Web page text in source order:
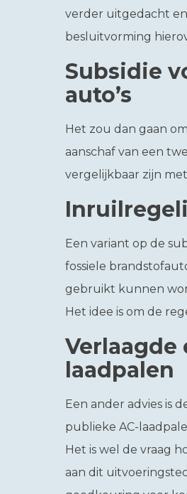
verder uitgedacht
besluitvorming
Subsidie
auto’s
Het zou dan gaan
aanschaf van een
vergelijkbaar zijn
Een variant op de
fossiele
gebruikt kunnen
Het idee is om de
laadpalen
Een ander advies is
publieke AC-
Het is wel de vraag
aan dit